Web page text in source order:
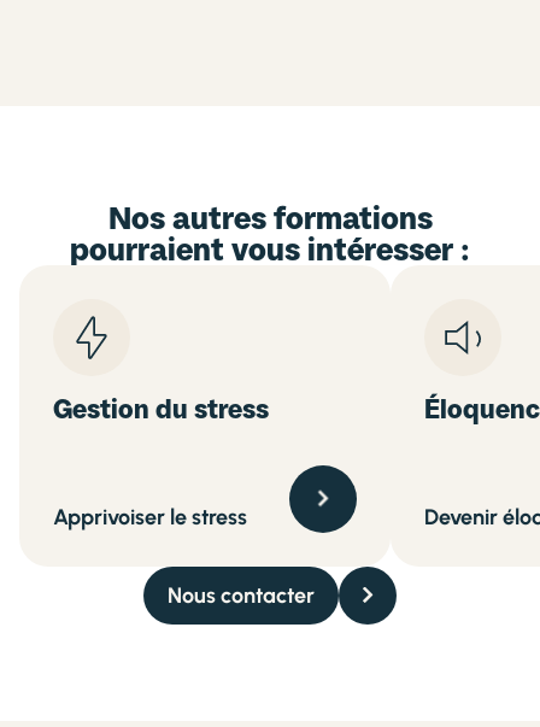
Nos autres formations
pourraient vous intéresser :
Gestion du stress
Apprivoiser le stress Devenir
Nous contacter